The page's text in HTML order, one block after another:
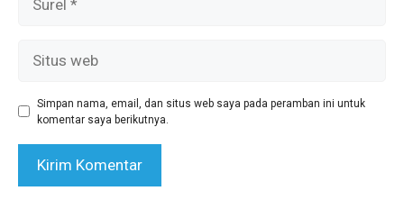
web
Simpan nama, email, dan situs web saya pada peramban ini untuk
komentar saya berikutnya.